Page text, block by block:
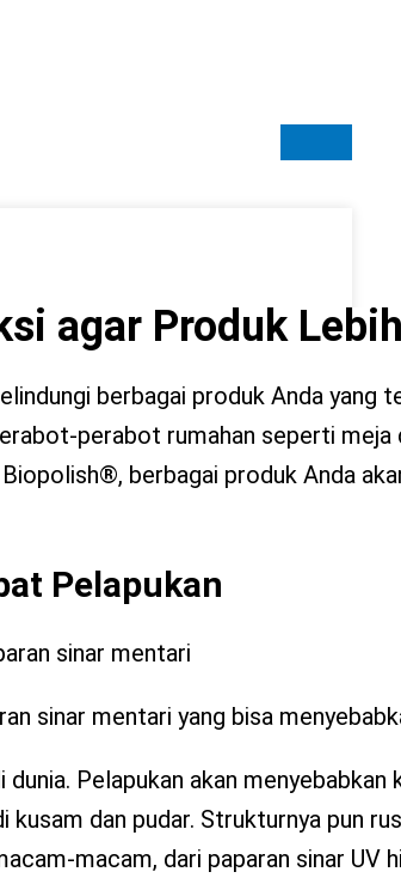
agar Produk
berbagai produk Anda yang
perabot rumahan seperti meja
berbagai produk Anda
Pelapukan
sinar mentari yang bisa
Pelapukan akan menyebabkan
kusam dan pudar. Strukturnya pun
macam, dari paparan sinar UV